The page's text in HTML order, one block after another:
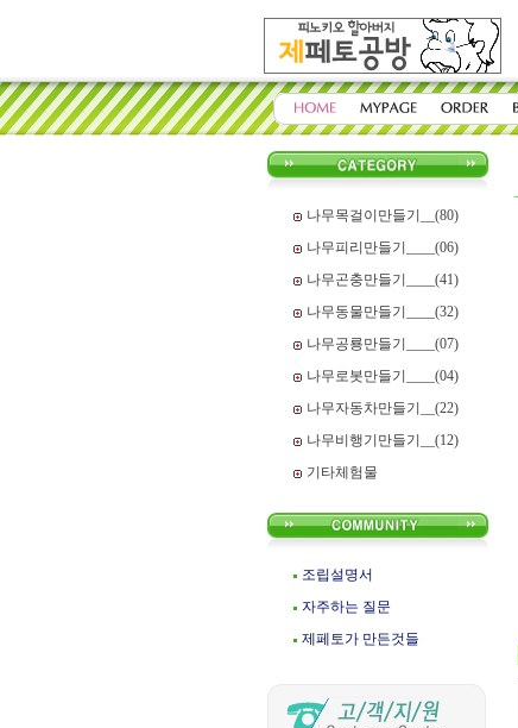
나무목걸이만들기__(80)
나무피리만들기____(06)
나무곤충만들기____(41)
나무동물만들기____(32)
나무공룡만들기____(07)
나무로봇만들기____(04)
나무자동차만들기__(22)
나무비행기만들기__(12)
기타체험물
조립설명서
자주하는 질문
제페토가 만든것들